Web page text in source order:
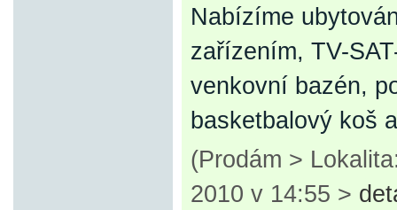
Nabízíme
zařízením, TV-
venkovní bazén,
basketbalový koš
(Prodám >
2010 v 14:55 >